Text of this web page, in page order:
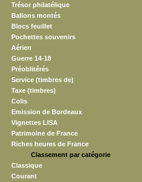
Trésor philatélique
Ballons montés
Blocs feuillet
Pochettes souvenirs
Aérien
Guerre 14-18
Préoblitérés
Service (timbres de)
Taxe (timbres)
Colis
Emission de Bordeaux
Vignettes LISA
Patrimoine de France
Riches heures de France
Classement par catégorie
Classique
Courant